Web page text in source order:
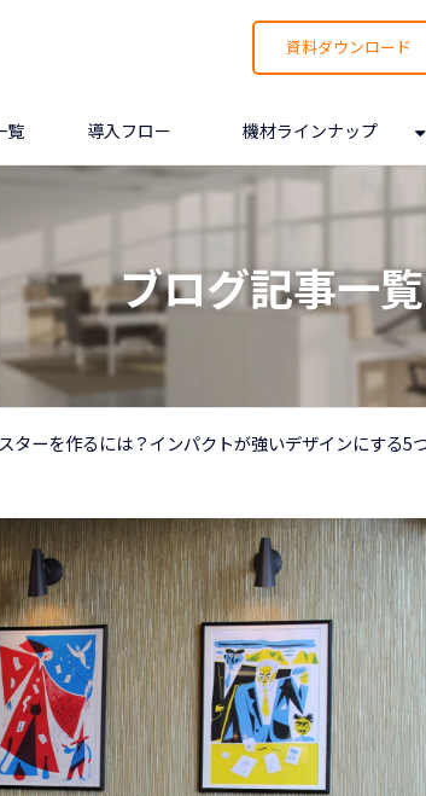
資料ダウンロード
覧 導入フロー 機材ラインナップ
ブログ記事一覧
ターを作るには？インパクトが強いデザインにする5